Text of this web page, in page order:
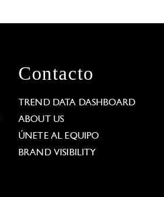
Contacto
TREND DATA DASHBOARD
ABOUT US
ÚNETE AL EQUIPO
BRAND VISIBILITY